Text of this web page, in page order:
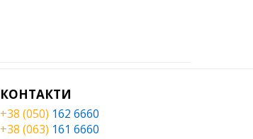
КОНТАКТИ
+38 (050) 162 6660
+38 (063) 161 6660